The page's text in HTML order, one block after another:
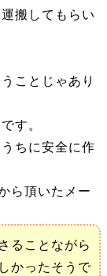
搬してもらい
ことじゃあり
す。
ちに安全に作
ら頂いたメー
ることながら
かったそうで